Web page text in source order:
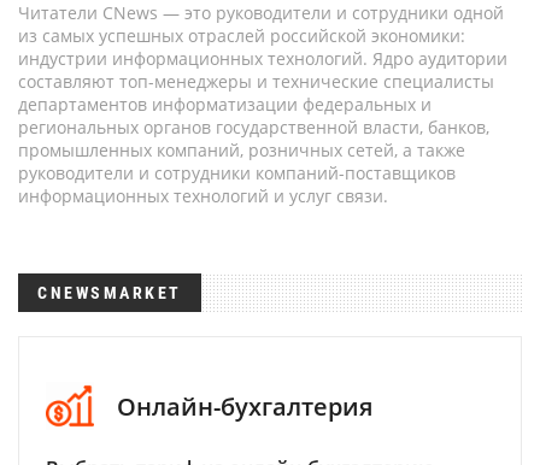
Читатели CNews — это руководители и сотрудники одной
из самых успешных отраслей российской экономики:
индустрии информационных технологий. Ядро аудитории
составляют топ-менеджеры и технические специалисты
департаментов информатизации федеральных и
региональных органов государственной власти, банков,
промышленных компаний, розничных сетей, а также
руководители и сотрудники компаний-поставщиков
информационных технологий и услуг связи.
CNEWSMARKET
Онлайн-бухгалтерия